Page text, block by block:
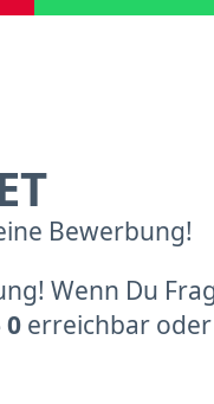
Bewerbung!
Wenn Du
0 erreichbar